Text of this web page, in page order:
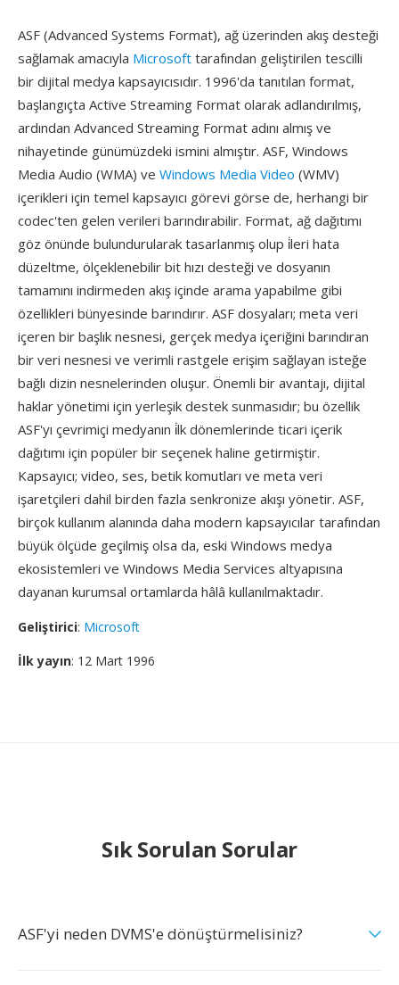
ASF (Advanced Systems Format), ağ üzerinden akış desteği
sağlamak amacıyla Microsoft tarafından geliştirilen tescilli
bir dijital medya kapsayıcısıdır. 1996'da tanıtılan format,
başlangıçta Active Streaming Format olarak adlandırılmış,
ardından Advanced Streaming Format adını almış ve
nihayetinde günümüzdeki ismini almıştır. ASF, Windows
Media Audio (WMA) ve Windows Media Video (WMV)
içerikleri için temel kapsayıcı görevi görse de, herhangi bir
codec'ten gelen verileri barındırabilir. Format, ağ dağıtımı
göz önünde bulundurularak tasarlanmış olup i̇leri hata
düzeltme, ölçeklenebilir bit hızı desteği ve dosyanın
tamamını indirmeden akış içinde arama yapabilme gibi
özellikleri bünyesinde barındırır. ASF dosyaları; meta veri
içeren bir başlık nesnesi, gerçek medya içeriğini barındıran
bir veri nesnesi ve verimli rastgele erişim sağlayan isteğe
bağlı dizin nesnelerinden oluşur. Önemli bir avantajı, dijital
haklar yönetimi için yerleşik destek sunmasıdır; bu özellik
ASF'yı çevrimiçi medyanın i̇lk dönemlerinde ticari içerik
dağıtımı için popüler bir seçenek haline getirmiştir.
Kapsayıcı; video, ses, betik komutları ve meta veri
işaretçileri dahil birden fazla senkronize akışı yönetir. ASF,
birçok kullanım alanında daha modern kapsayıcılar tarafından
büyük ölçüde geçilmiş olsa da, eski Windows medya
ekosistemleri ve Windows Media Services altyapısına
dayanan kurumsal ortamlarda hâlâ kullanılmaktadır.
Geliştirici: Microsoft
İlk yayın: 12 Mart 1996
Sık Sorulan Sorular
ASF'yi neden DVMS'e dönüştürmelisiniz?